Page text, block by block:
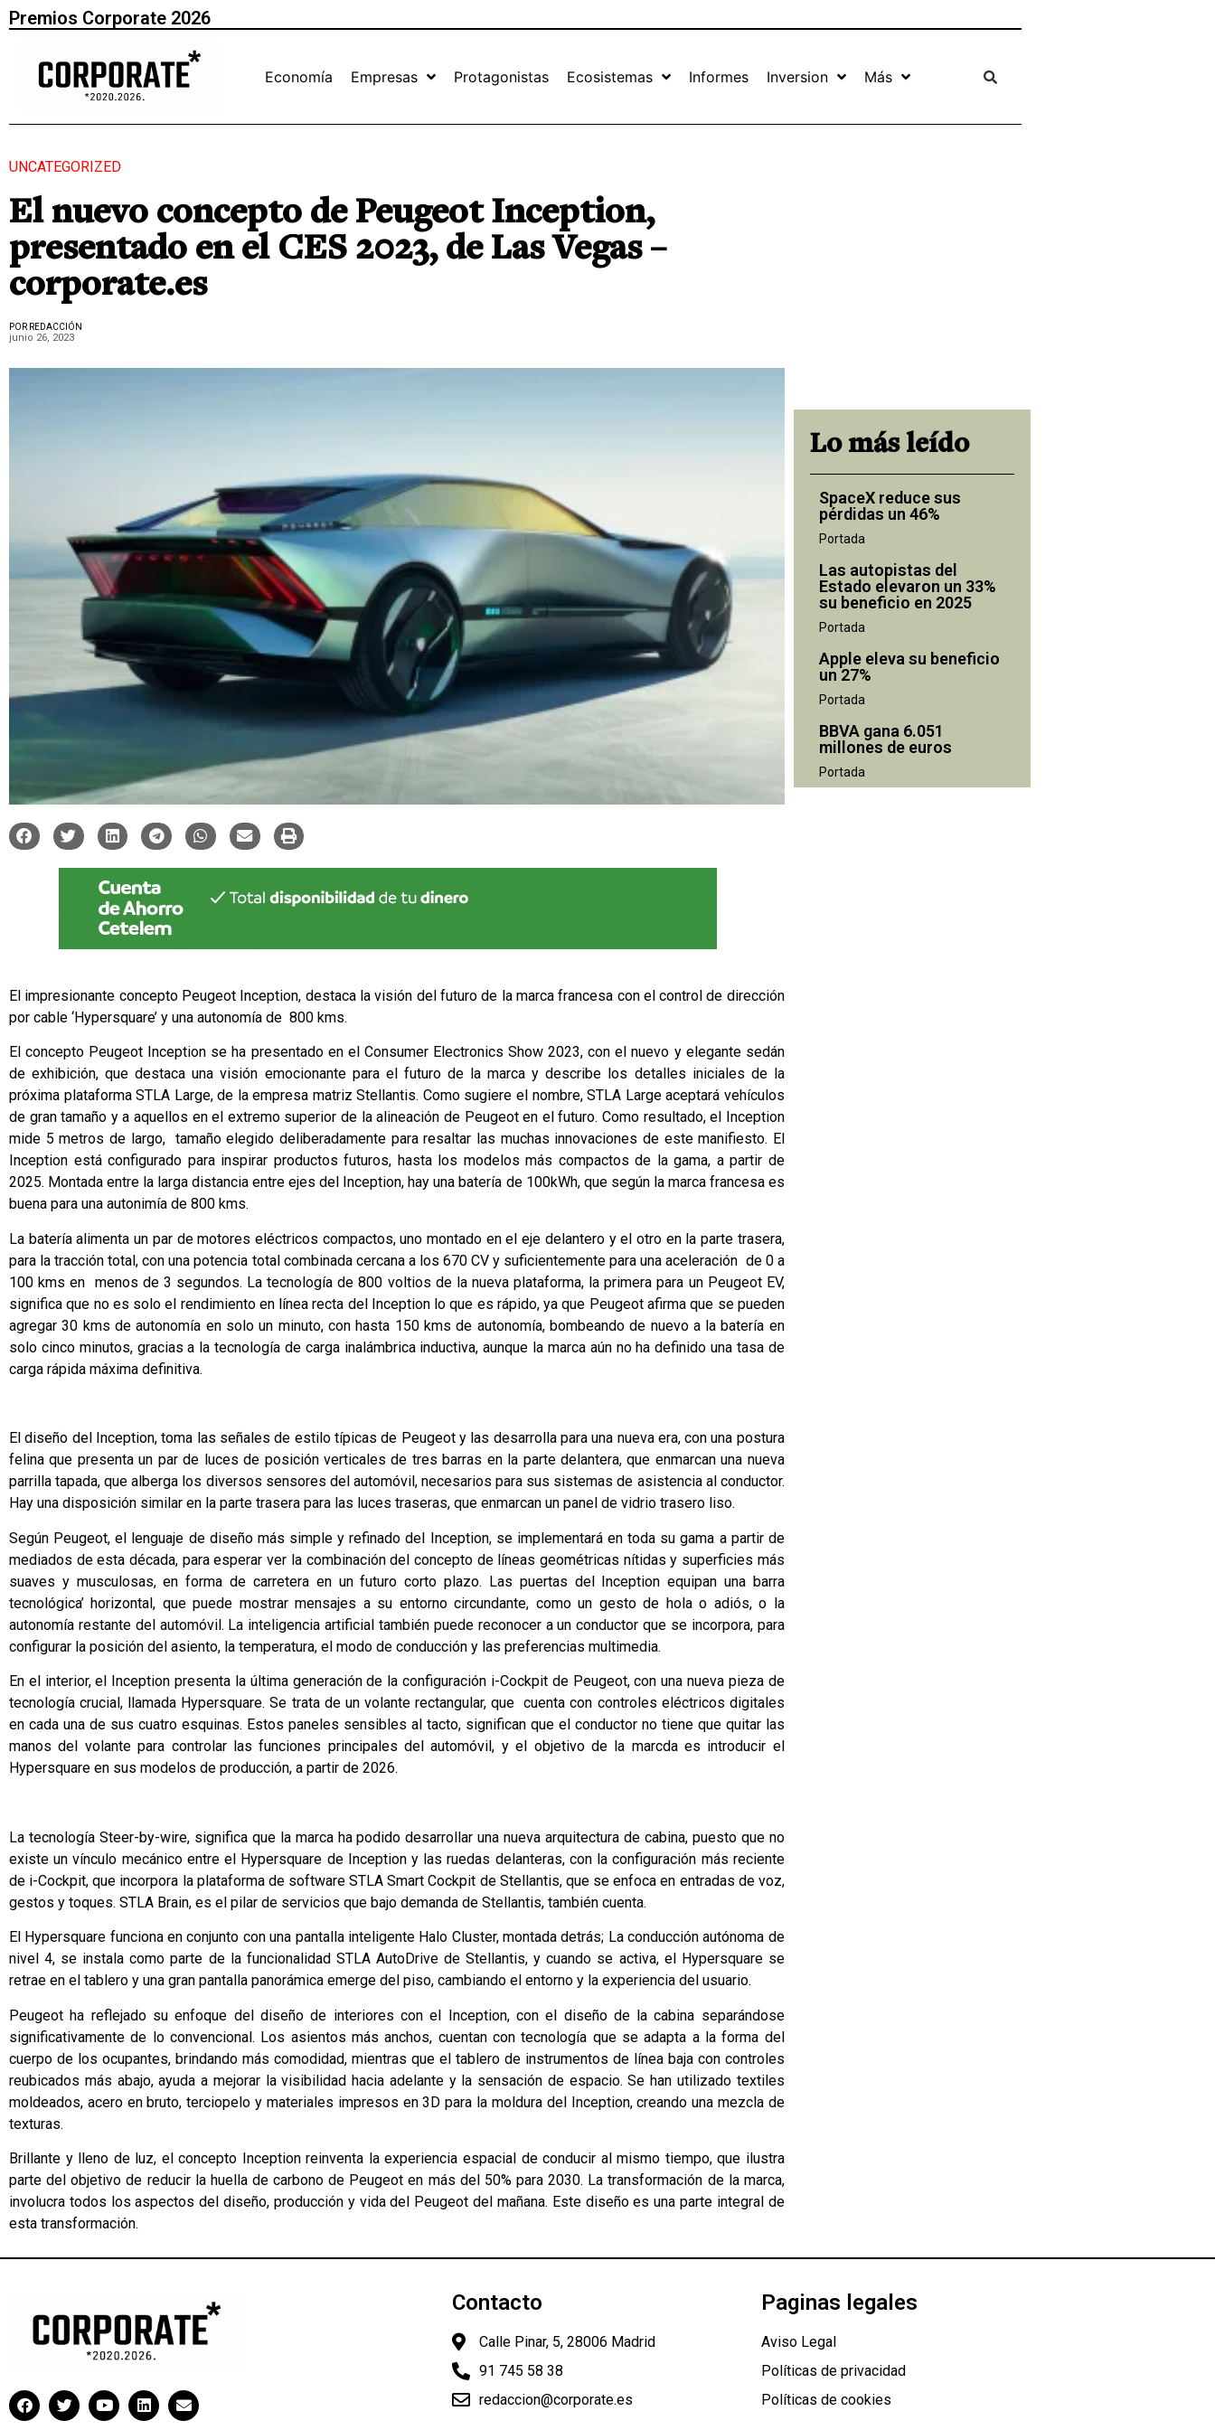
Premios Corporate 2026
Economía Empresas Protagonistas Ecosistemas Informes Inversion Más
UNCATEGORIZED
El nuevo concepto de Peugeot Inception,
presentado en el CES 2023, de Las Vegas –
corporate.es
POR REDACCIÓN
junio 26, 2023
El impresionante concepto Peugeot Inception, destaca la visión del futuro de la marca francesa con el control de dirección
por cable ‘Hypersquare’ y una autonomía de 800 kms.
El concepto Peugeot Inception se ha presentado en el Consumer Electronics Show 2023, con el nuevo y elegante sedán
de exhibición, que destaca una visión emocionante para el futuro de la marca y describe los detalles iniciales de la
próxima plataforma STLA Large, de la empresa matriz Stellantis. Como sugiere el nombre, STLA Large aceptará vehículos
de gran tamaño y a aquellos en el extremo superior de la alineación de Peugeot en el futuro. Como resultado, el Inception
mide 5 metros de largo, tamaño elegido deliberadamente para resaltar las muchas innovaciones de este manifiesto. El
Inception está configurado para inspirar productos futuros, hasta los modelos más compactos de la gama, a partir de
2025. Montada entre la larga distancia entre ejes del Inception, hay una batería de 100kWh, que según la marca francesa es
buena para una autonimía de 800 kms.
La batería alimenta un par de motores eléctricos compactos, uno montado en el eje delantero y el otro en la parte trasera,
para la tracción total, con una potencia total combinada cercana a los 670 CV y suficientemente para una aceleración de 0 a
100 kms en menos de 3 segundos. La tecnología de 800 voltios de la nueva plataforma, la primera para un Peugeot EV,
significa que no es solo el rendimiento en línea recta del Inception lo que es rápido, ya que Peugeot afirma que se pueden
agregar 30 kms de autonomía en solo un minuto, con hasta 150 kms de autonomía, bombeando de nuevo a la batería en
solo cinco minutos, gracias a la tecnología de carga inalámbrica inductiva, aunque la marca aún no ha definido una tasa de
carga rápida máxima definitiva.
El diseño del Inception, toma las señales de estilo típicas de Peugeot y las desarrolla para una nueva era, con una postura
felina que presenta un par de luces de posición verticales de tres barras en la parte delantera, que enmarcan una nueva
parrilla tapada, que alberga los diversos sensores del automóvil, necesarios para sus sistemas de asistencia al conductor.
Hay una disposición similar en la parte trasera para las luces traseras, que enmarcan un panel de vidrio trasero liso.
Según Peugeot, el lenguaje de diseño más simple y refinado del Inception, se implementará en toda su gama a partir de
mediados de esta década, para esperar ver la combinación del concepto de líneas geométricas nítidas y superficies más
suaves y musculosas, en forma de carretera en un futuro corto plazo. Las puertas del Inception equipan una barra
tecnológica’ horizontal, que puede mostrar mensajes a su entorno circundante, como un gesto de hola o adiós, o la
autonomía restante del automóvil. La inteligencia artificial también puede reconocer a un conductor que se incorpora, para
configurar la posición del asiento, la temperatura, el modo de conducción y las preferencias multimedia.
En el interior, el Inception presenta la última generación de la configuración i-Cockpit de Peugeot, con una nueva pieza de
tecnología crucial, llamada Hypersquare. Se trata de un volante rectangular, que cuenta con controles eléctricos digitales
en cada una de sus cuatro esquinas. Estos paneles sensibles al tacto, significan que el conductor no tiene que quitar las
manos del volante para controlar las funciones principales del automóvil, y el objetivo de la marcda es introducir el
Hypersquare en sus modelos de producción, a partir de 2026.
La tecnología Steer-by-wire, significa que la marca ha podido desarrollar una nueva arquitectura de cabina, puesto que no
existe un vínculo mecánico entre el Hypersquare de Inception y las ruedas delanteras, con la configuración más reciente
de i-Cockpit, que incorpora la plataforma de software STLA Smart Cockpit de Stellantis, que se enfoca en entradas de voz,
gestos y toques. STLA Brain, es el pilar de servicios que bajo demanda de Stellantis, también cuenta.
El Hypersquare funciona en conjunto con una pantalla inteligente Halo Cluster, montada detrás; La conducción autónoma de
nivel 4, se instala como parte de la funcionalidad STLA AutoDrive de Stellantis, y cuando se activa, el Hypersquare se
retrae en el tablero y una gran pantalla panorámica emerge del piso, cambiando el entorno y la experiencia del usuario.
Peugeot ha reflejado su enfoque del diseño de interiores con el Inception, con el diseño de la cabina separándose
significativamente de lo convencional. Los asientos más anchos, cuentan con tecnología que se adapta a la forma del
cuerpo de los ocupantes, brindando más comodidad, mientras que el tablero de instrumentos de línea baja con controles
reubicados más abajo, ayuda a mejorar la visibilidad hacia adelante y la sensación de espacio. Se han utilizado textiles
moldeados, acero en bruto, terciopelo y materiales impresos en 3D para la moldura del Inception, creando una mezcla de
texturas.
Brillante y lleno de luz, el concepto Inception reinventa la experiencia espacial de conducir al mismo tiempo, que ilustra
parte del objetivo de reducir la huella de carbono de Peugeot en más del 50% para 2030. La transformación de la marca,
involucra todos los aspectos del diseño, producción y vida del Peugeot del mañana. Este diseño es una parte integral de
esta transformación.
Lo más leído
SpaceX reduce sus
pérdidas un 46%
Portada
Las autopistas del
Estado elevaron un 33%
su beneficio en 2025
Portada
Apple eleva su beneficio
un 27%
Portada
BBVA gana 6.051
millones de euros
Portada
Contacto
Calle Pinar, 5, 28006 Madrid
91 745 58 38
redaccion@corporate.es
Paginas legales
Aviso Legal
Políticas de privacidad
Políticas de cookies